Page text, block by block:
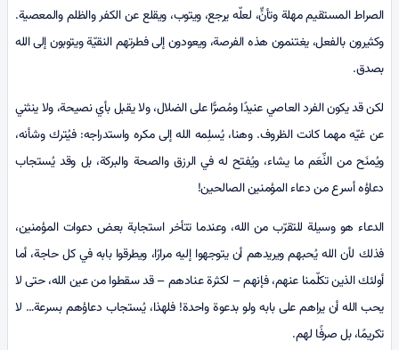
الصراط المستقيم مهلة وتأنٍّ، لعلّه يرجع، ويتوب، ويقلع عن الكفر والظلم والمعصية.
وكثيرون بالفعل، يغتنمون هذه الفرصة، ويعودون إلى فطرتهم النقيّة ويتوبون إلى الله
بصدق.
لكن قد يكون الفرد العاصي عنيدًا ومُصرًّا على الضلال، ولا يقبل بأي نصيحة، ولا ينثني
عن غيّه مهما كانت الظروف. وهنا، يُسلِمه الله إلى مكره واستدراجه: فيُترك وشأنه،
ويُمنَح من النِّعَم ما يشاء، ويُفتح له في الرزق والصحة والبركة، بل وقد يُستجاب
دعاؤه أسرع من دعاء المؤمنين الصالحين!
الدعاء هو وسيلة للتقرّب من الله، وعندما تتأخر استجابة بعض دعوات المؤمنين،
فذلك لأن الله يُحبهم ويريدهم أن يتوجهوا إليه مرارًا، ويطرقوا بابه في كل حاجة، أما
أولئك الذين تكلّمنا عنهم، فإنهم – لكثرة عنادهم – قد سقطوا من عين الله، حتى لا
يحب الله أن يراهم على بابه ولو بدعوة واحدة! فلهذا، يُستجاب دعاؤهم بسرعة… لا
تكريمًا، بل صرفًا لهم.